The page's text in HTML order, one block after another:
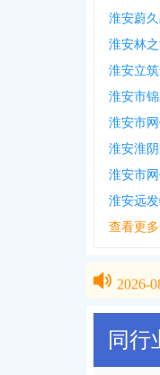
淮安蔚
淮安林
淮安立
淮安市
淮安市
淮安淮
淮安市
淮安远
查看更
2026-
同行